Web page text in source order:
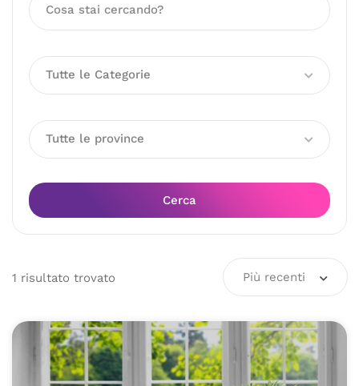
Tutte le Categorie
Tutte le province
Cerca
1 risultato trovato Più recenti